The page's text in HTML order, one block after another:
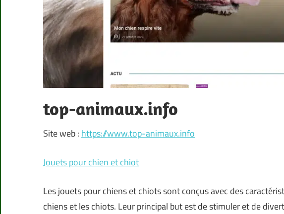
top-animaux.info
Site web : https://www.top-animaux.info
Jouets pour chien et chiot
Les jouets pour chiens et chiots sont conçus avec des
chiens et les chiots. Leur principal but est de stimuler et de